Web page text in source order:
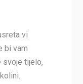
vi
bi vam
tijelo,